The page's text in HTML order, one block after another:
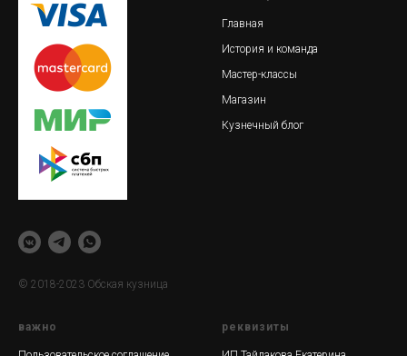
© 2018-2023 Обская кузница
Главная
История и команда
Мастер-классы
Магазин
Кузнечный блог
важно реквизиты